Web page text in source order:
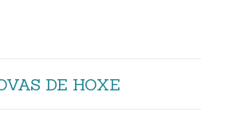
DE HOXE